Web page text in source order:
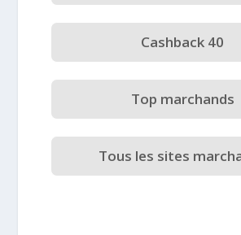
Cashback 40
Top marchands
Tous les sites